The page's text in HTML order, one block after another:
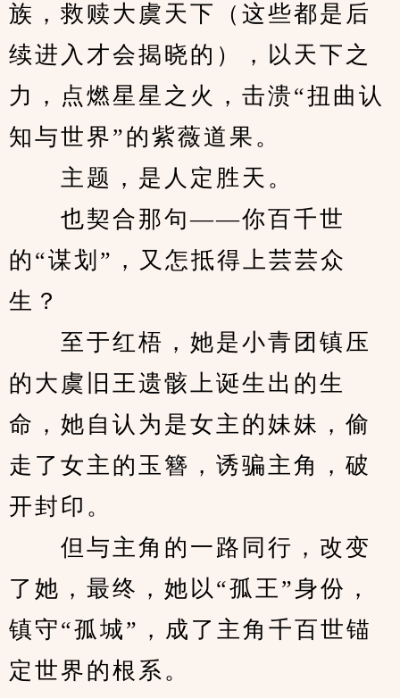
族，救赎大虞天下（这些都是后
续进入才会揭晓的），以天下之
力，点燃星星之火，击溃“扭曲认
知与世界”的紫薇道果。
主题，是人定胜天。
也契合那句——你百千世
的“谋划”，又怎抵得上芸芸众
生？
至于红梧，她是小青团镇压
的大虞旧王遗骸上诞生出的生
命，她自认为是女主的妹妹，偷
走了女主的玉簪，诱骗主角，破
开封印。
但与主角的一路同行，改变
了她，最终，她以“孤王”身份，
镇守“孤城”，成了主角千百世锚
定世界的根系。